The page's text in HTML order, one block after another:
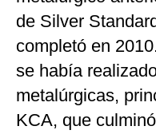
de Silver
completó en
se había
metalúrgicas,
KCA, que